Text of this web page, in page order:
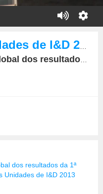
1ª fase do Exercício de Avaliação
dos resultados da 1ª
Unidades de I&D 2013